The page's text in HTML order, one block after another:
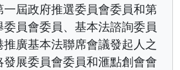
一屆政府推選委員會委員和第
員會委員、基本法諮詢委員
廣基本法聯席會議發起人之
發展委員會委員和滙點創會會